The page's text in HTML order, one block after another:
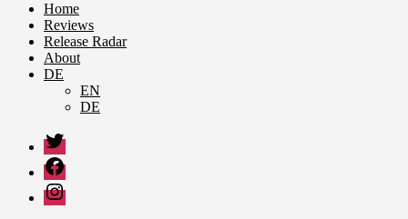
Home
Reviews
Release Radar
About
DE
EN
DE
Twitter
Facebook
Instagram